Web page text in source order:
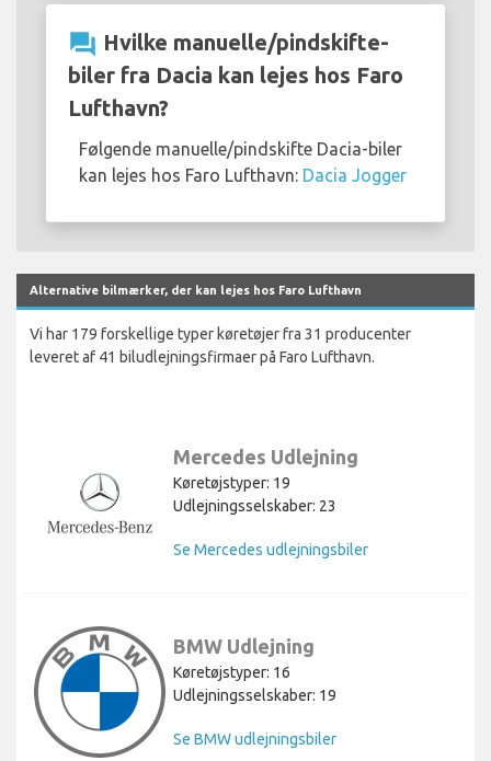
question_answer Hvilke manuelle/pindskifte-
biler fra Dacia kan lejes hos Faro
Lufthavn?
Følgende manuelle/pindskifte Dacia-biler
kan lejes hos Faro Lufthavn: Dacia Jogger
Alternative bilmærker, der kan lejes hos Faro Lufthavn
Vi har 179 forskellige typer køretøjer fra 31 producenter
leveret af 41 biludlejningsfirmaer på Faro Lufthavn.
Mercedes Udlejning
Køretøjstyper: 19
Udlejningsselskaber: 23
Se Mercedes udlejningsbiler
BMW Udlejning
Køretøjstyper: 16
Udlejningsselskaber: 19
Se BMW udlejningsbiler